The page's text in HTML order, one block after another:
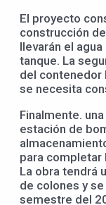
El proyecto
construcción
llevarán el
tanque. La
del contenedor
se necesita
Finalmente.
estación de
para completar
La obra tendrá
de colones y
semestre del